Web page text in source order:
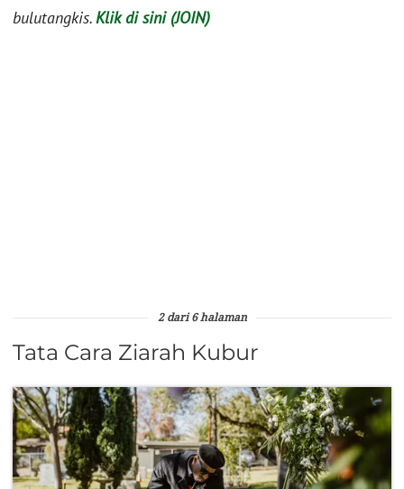
bulutangkis.Klik di sini (JOIN)
2 dari 6 halaman
Tata Cara Ziarah Kubur